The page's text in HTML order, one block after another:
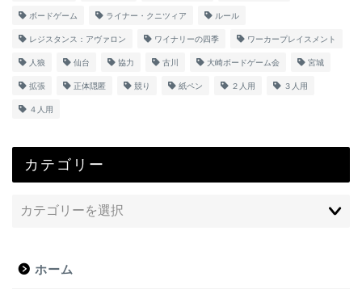
ボードゲーム ライナー・クニツィア ルール
レジスタンス：アヴァロン ワイナリーの四季 ワーカープレイスメント
人狼 仙台 協力 古川 大崎ボードゲーム会 宮城
拡張 正体隠匿 競り 紙ペン ２人用 ３人用
４人用
カテゴリー
ホーム